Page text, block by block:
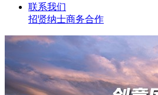
联系我们
招贤纳士商务合作